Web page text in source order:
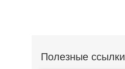
Полезные ссылки